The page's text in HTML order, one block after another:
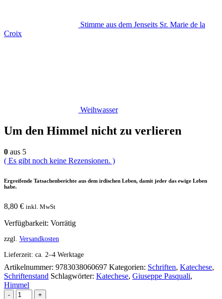
Stimme aus dem Jenseits Sr. Marie de la
Croix
Weihwasser
Um den Himmel nicht zu verlieren
0 aus 5
( Es gibt noch keine Rezensionen. )
Ergreifende Tatsachenberichte aus dem irdischen Leben, damit jeder das ewige Leben
habe.
8,80 € inkl. MwSt
Verfügbarkeit: Vorrätig
zzgl. Versandkosten
Lieferzeit: ca. 2–4 Werktage
Artikelnummer: 9783038060697 Kategorien: Schriften, Katechese,
Schriftenstand Schlagwörter: Katechese, Giuseppe Pasquali,
Himmel
-
+